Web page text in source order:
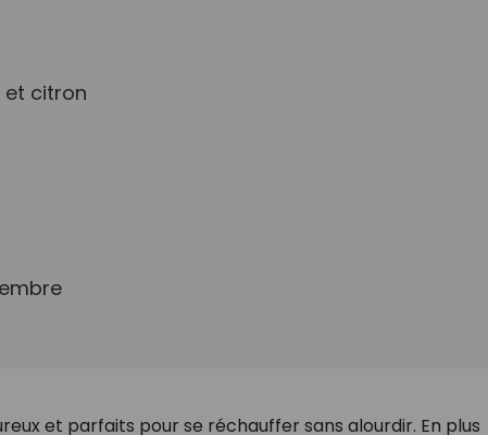
et citron
et parfaits pour se réchauffer sans alourdir. En plus